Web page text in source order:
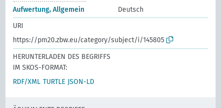
Aufwertung, Allgemein
Deutsch
URI
https://pm20.zbw.eu/category/subject/i/145805
HERUNTERLADEN DES BEGRIFFS
IM SKOS-FORMAT:
RDF/XML TURTLE JSON-LD